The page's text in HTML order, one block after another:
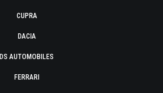
CUPRA
DACIA
DS AUTOMOBILES
FERRARI